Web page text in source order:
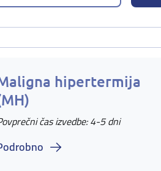
hipertermija
čas izvedbe: 4-5 dni